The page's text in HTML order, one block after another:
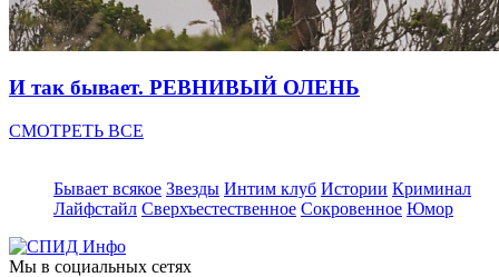
И так бывает. РЕВНИВЫЙ ОЛЕНЬ
СМОТРЕТЬ ВСЕ
Бывает всякое Звезды Интим клуб Истории Криминал
Лайфстайл Сверхъестественное Сокровенное Юмор
Мы в социальных сетях